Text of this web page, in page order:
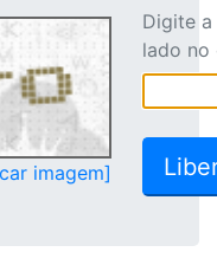
imagem]
Digite
lado no